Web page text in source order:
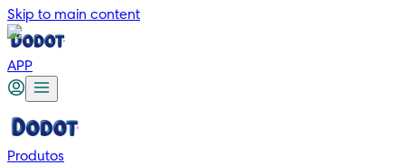
Skip to main content
APP
Produtos